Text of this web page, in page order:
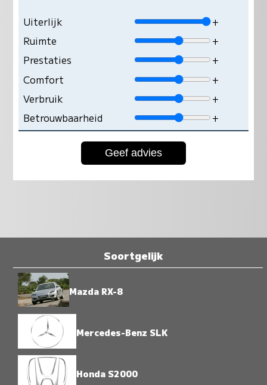
Uiterlijk
+
Ruimte
+
Prestaties
+
Comfort
+
Verbruik
+
Betrouwbaarheid
+
Soortgelijk
Mazda RX-8
Mercedes-Benz SLK
Honda S2000